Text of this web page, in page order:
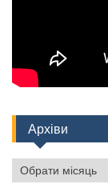
Архіви
Архіви